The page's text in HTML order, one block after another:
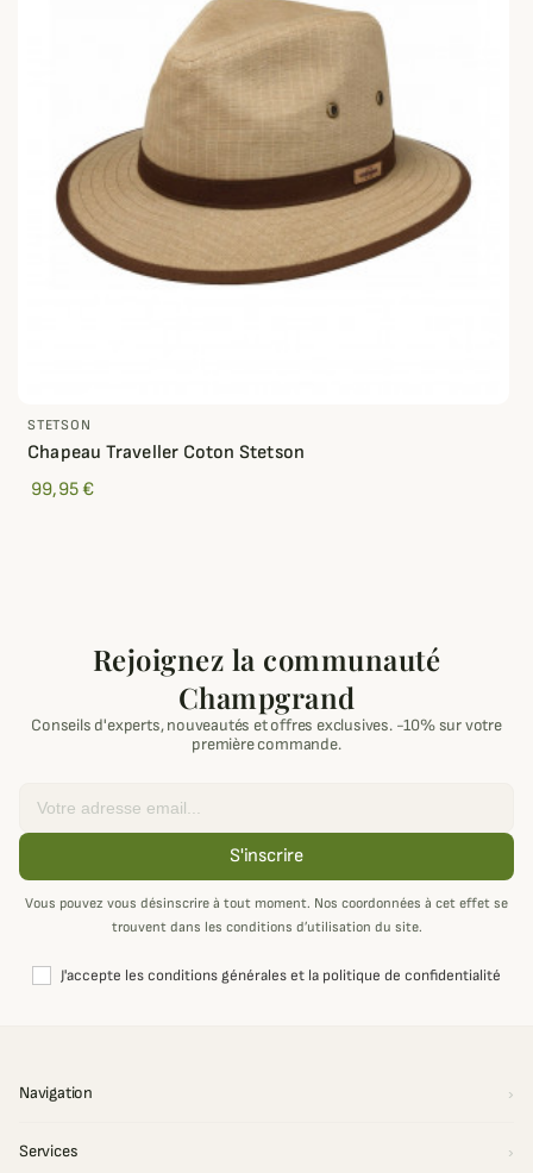
STETSON
Chapeau Traveller Coton Stetson
99,95 €
Rejoignez la communauté
Champgrand
Conseils d'experts, nouveautés et offres exclusives. -10% sur votre
première commande.
S'inscrire
Vous pouvez vous désinscrire à tout moment. Nos coordonnées à cet effet se
trouvent dans les conditions d’utilisation du site.
J'accepte les conditions générales et la politique de confidentialité
Navigation
Services